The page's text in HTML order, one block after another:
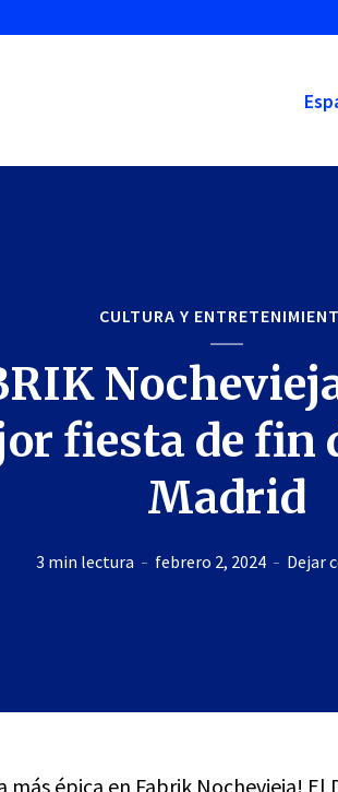
CULTURA Y
fiesta de fin
Madrid
3 min lectura febrero 2, 2024 Dejar
épica en Fabrik Nochevieja! El